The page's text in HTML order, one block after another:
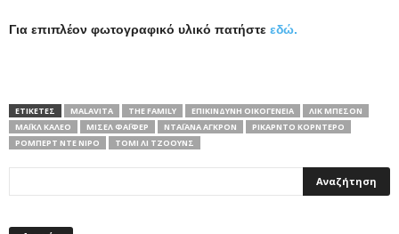
Για επιπλέον φωτογραφικό υλικό πατήστε εδώ.
ΕΤΙΚΕΤΕΣ MALAVITA THE FAMILY ΕΠΙΚΊΝΔΥΝΗ ΟΙΚΟΓΈΝΕΙΑ
ΛΙΚ ΜΠΕΣΌΝ
ΜΆΙΚΛ ΚΑΛΈΟ
ΜΙΣΈΛ ΦΆΙΦΕΡ ΝΤΑΪΆΝΑ ΆΓΚΡΟΝ
ΡΙΚΆΡΝΤΟ ΚΟΡΝΤΈΡΟ
ΡΌΜΠΕΡΤ ΝΤΕ ΝΊΡΟ
ΤΌΜΙ ΛΙ ΤΖΌΟΥΝΣ